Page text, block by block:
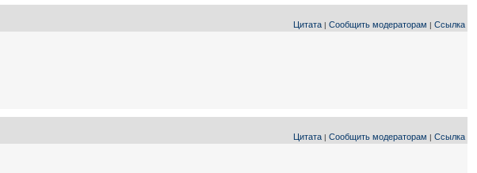
Цитата | Сообщить модераторам | Ссылка
Цитата | Сообщить модераторам | Ссылка